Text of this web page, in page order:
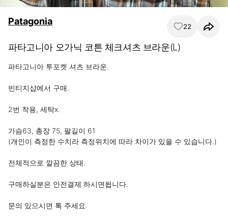
Patagonia 22
파타고니아 오가닉 코튼 체크셔츠 브라운(L)
파타고니아 투포켓 셔츠 브라운.
빈티지샵에서 구매.
2번 착용, 세탁x.
가슴63, 총장 75, 팔길이 61
(개인이 측정한 수치라 측정위치에 따라 차이가 있을 수 있습니다.)
전체적으로 깔끔한 상태.
구매하실분은 안전결제 하시면됩니다.
문의 있으시면 톡 주세요.